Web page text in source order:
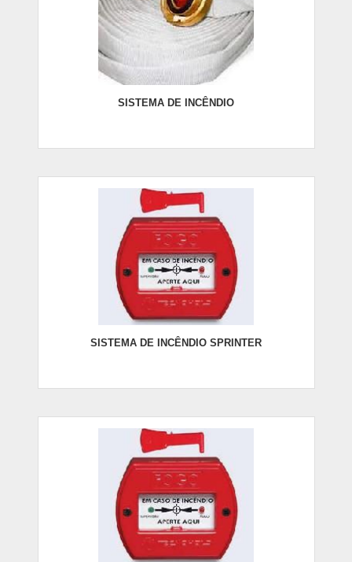
SISTEMA DE INCÊNDIO
SISTEMA DE INCÊNDIO SPRINTER